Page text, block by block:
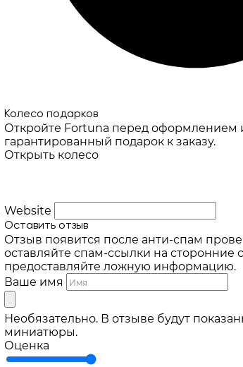
Колесо подарков
Откройте Fortuna перед оформлением
гарантированный подарок к заказу.
Открыть колесо
Website
Оставить отзыв
Отзыв появится после анти-спам
оставляйте спам-ссылки на сторонние
предоставляйте ложную информацию.
Ваше имя
Необязательно. В отзыве будут
миниатюры.
Оценка